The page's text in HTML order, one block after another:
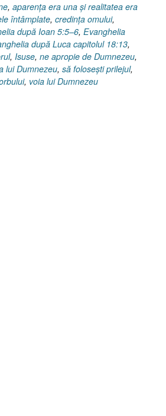
, aparenţa era una şi realitatea era
întâmplate, credinţa omului,
după Ioan 5:5–6, Evanghelia
după Luca capitolul 18:13,
, Isuse, ne apropie de Dumnezeu,
lui Dumnezeu, să foloseşti prilejul,
, voia lui Dumnezeu